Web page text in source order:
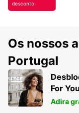
desconto
Os nossos
Portugal
For You
Adira